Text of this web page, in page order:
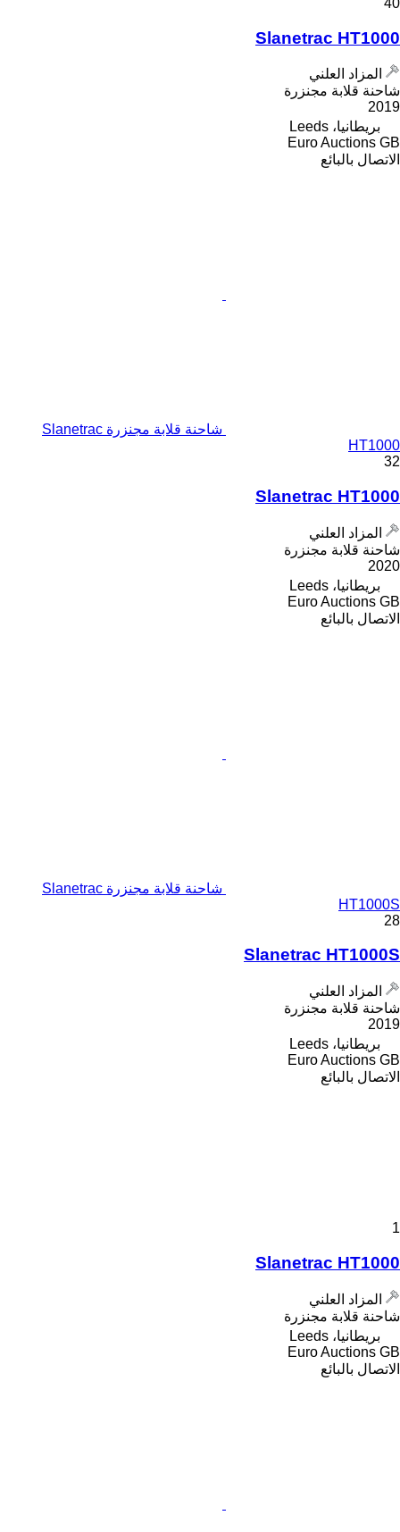
Slanetrac HT1000
المزاد العلني
شاحنة قلابة مجنزرة
2019
بريطانيا، Leeds
Euro Auctions GB
الاتصال بالبائع
شاحنة قلابة مجنزرة Slanetrac
HT1000
32
Slanetrac HT1000
المزاد العلني
شاحنة قلابة مجنزرة
2020
بريطانيا، Leeds
Euro Auctions GB
الاتصال بالبائع
شاحنة قلابة مجنزرة Slanetrac
HT1000S
28
Slanetrac HT1000S
المزاد العلني
شاحنة قلابة مجنزرة
2019
بريطانيا، Leeds
Euro Auctions GB
الاتصال بالبائع
1
Slanetrac HT1000
المزاد العلني
شاحنة قلابة مجنزرة
بريطانيا، Leeds
Euro Auctions GB
الاتصال بالبائع